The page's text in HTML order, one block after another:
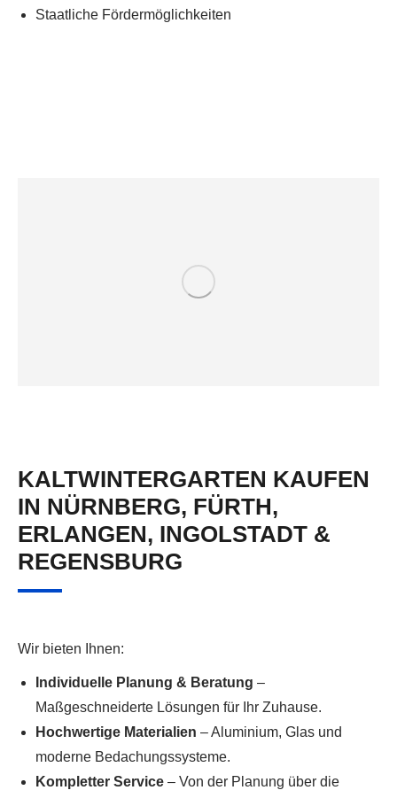
Staatliche Fördermöglichkeiten
KALTWINTERGARTEN KAUFEN
IN NÜRNBERG, FÜRTH,
ERLANGEN, INGOLSTADT &
REGENSBURG
Wir bieten Ihnen:
Individuelle Planung & Beratung –
Maßgeschneiderte Lösungen für Ihr Zuhause.
Hochwertige Materialien – Aluminium, Glas und
moderne Bedachungssysteme.
Kompletter Service – Von der Planung über die